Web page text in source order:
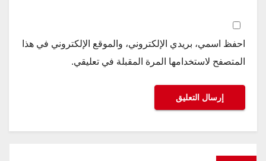
احفظ اسمي، بريدي الإلكتروني، والموقع الإلكتروني في هذا
المتصفح لاستخدامها المرة المقبلة في تعليقي.